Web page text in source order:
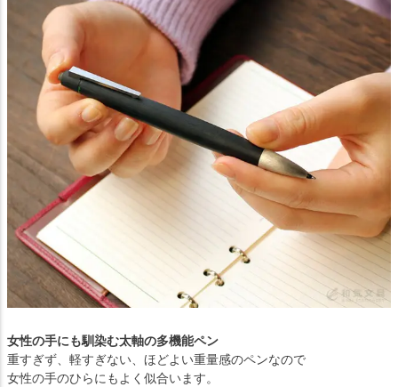
女性の手にも馴染む太軸の多機能ペン
重すぎず、軽すぎない、ほどよい重量感のペンなので
女性の手のひらにもよく似合います。